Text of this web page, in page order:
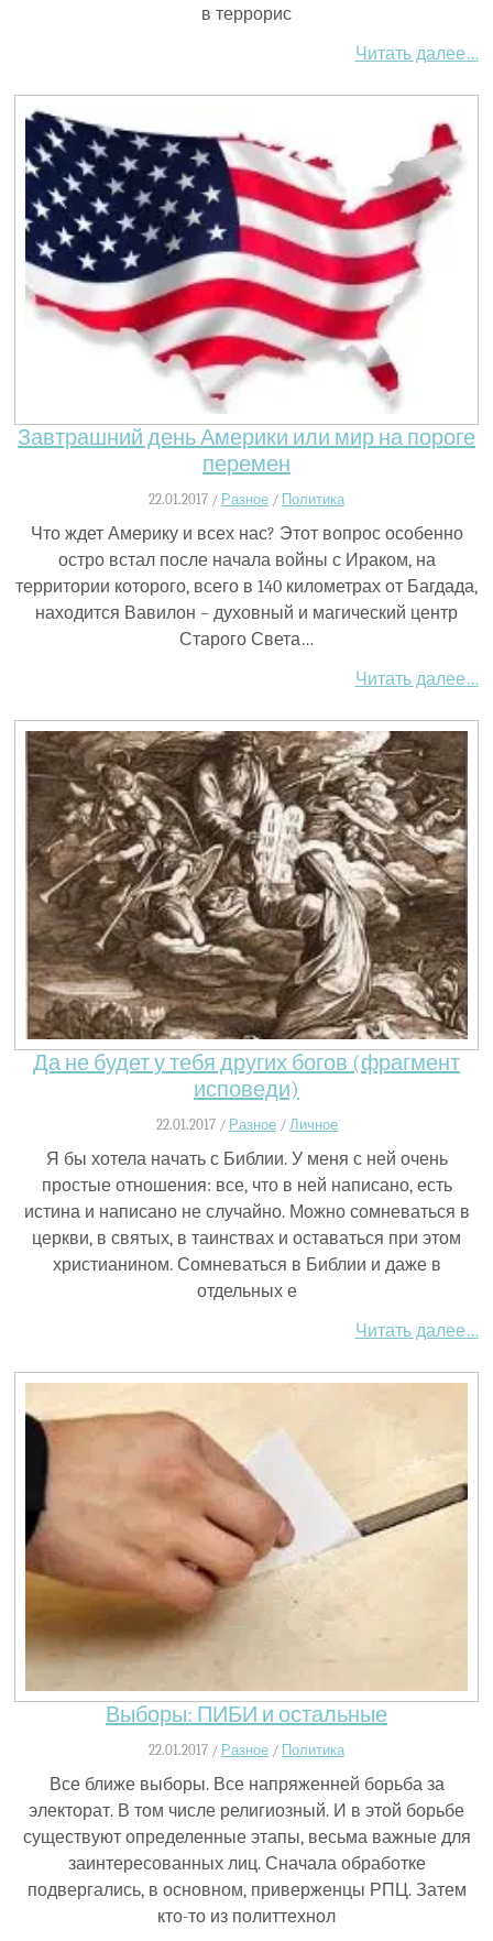
в террорис
Читать далее…
Завтрашний день Америки или мир на пороге
перемен
22.01.2017 / Разное / Политика
Что ждет Америку и всех нас? Этот вопрос особенно
остро встал после начала войны с Ираком, на
территории которого, всего в 140 километрах от Багдада,
находится Вавилон – духовный и магический центр
Старого Света…
Читать далее…
Да не будет у тебя других богов (фрагмент
исповеди)
22.01.2017 / Разное/ Личное
Я бы хотела начать с Библии. У меня с ней очень
простые отношения: все, что в ней написано, есть
истина и написано не случайно. Можно сомневаться в
церкви, в святых, в таинствах и оставаться при этом
христианином. Сомневаться в Библии и даже в
отдельных е
Читать далее…
Выборы: ПИБИ и остальные
22.01.2017 / Разное / Политика
Все ближе выборы. Все напряженней борьба за
электорат. В том числе религиозный. И в этой борьбе
существуют определенные этапы, весьма важные для
заинтересованных лиц. Сначала обработке
подвергались, в основном, приверженцы РПЦ. Затем
кто-то из политтехнол